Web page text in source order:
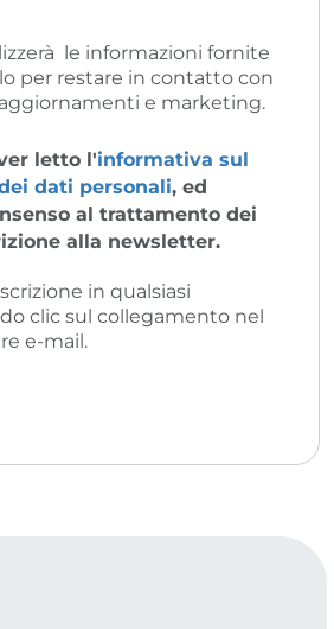
le informazioni fornite
per restare in contatto con
e marketing.
letto l'informativa sul
dati personali, ed
al trattamento dei
alla newsletter.
in qualsiasi
clic sul collegamento nel
e-mail.